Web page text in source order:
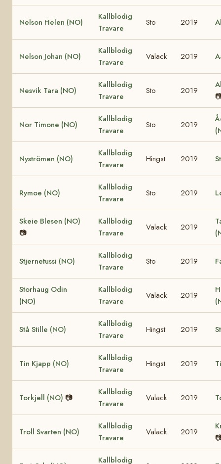
Nelson Helen (NO)
Kallblodig
Travare
Sto 2019
Nelson Johan (NO)
Kallblodig
Travare
Valack 2019
Nesvik Tara (NO)
Kallblodig
Travare
Sto 2019
Nor Timone (NO)
Kallblodig
Travare
Sto 2019
Nyströmen (NO)
Kallblodig
Travare
Hingst 2019
Rymoe (NO)
Kallblodig
Travare
Sto 2019
Skeie Blesen (NO)
📷
Kallblodig
Travare
Valack 2019
Stjernetussi (NO)
Kallblodig
Travare
Sto 2019
Storhaug Odin
(NO)
Kallblodig
Travare
Valack 2019
Stå Stille (NO)
Kallblodig
Travare
Hingst 2019
Tin Kjapp (NO)
Kallblodig
Travare
Hingst 2019
Torkjell (NO) 📷
Kallblodig
Travare
Valack 2019
Troll Svarten (NO)
Kallblodig
Travare
Valack 2019
Kallblodig